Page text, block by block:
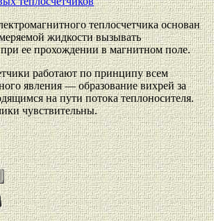
теплосчетчика основан
жидкости вызывать
при ее прохождении в магнитном поле.
работают по принципу всем
явления — образование вихрей за
на пути потока теплоносителя.
чувствительны.